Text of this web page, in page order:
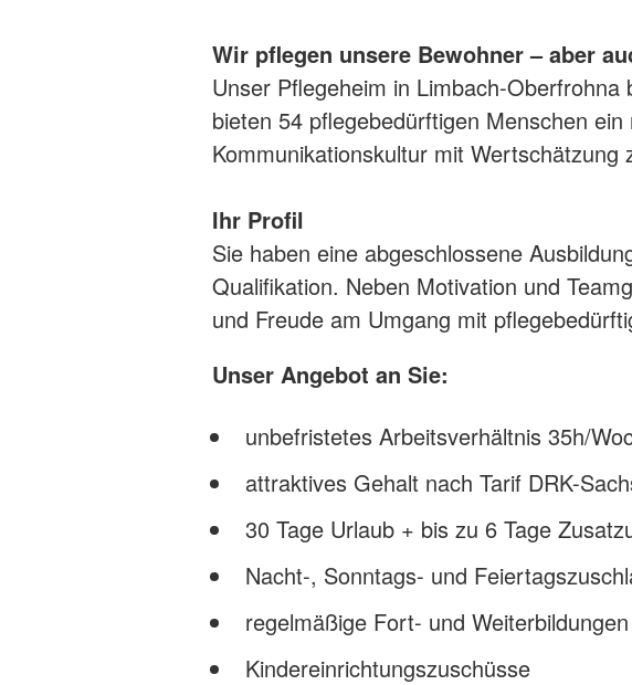
Wir pflegen unsere Bewohner – aber
Unser Pflegeheim in Limbach-
bieten 54 pflegebedürftigen Menschen
Kommunikationskultur mit
Ihr Profil
Sie haben eine abgeschlossene
Qualifikation. Neben Motivation und
und Freude am Umgang mit
Unser Angebot an Sie:
unbefristetes Arbeitsverhältnis 35h/
attraktives Gehalt nach Tarif DRK-
30 Tage Urlaub + bis zu 6 Tage
Nacht-, Sonntags- und
regelmäßige Fort- und Weiterbildungen
Kindereinrichtungszuschüsse